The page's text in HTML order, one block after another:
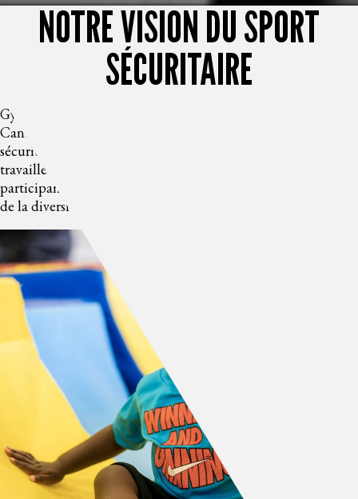
NOTRE VISION DU SPORT
SÉCURITAIRE
Gymnastique Canada s’engage à être un leader, tant au
Canada qu’à l’international, en offrant un environnement
sécuritaire et inclusif pour tou·te·s. Ensemble, nous
travaillerons à créer un milieu sportif où chaque gymnaste et
participant·e peut évoluer en toute sécurité et dans le respect
de la diversité.